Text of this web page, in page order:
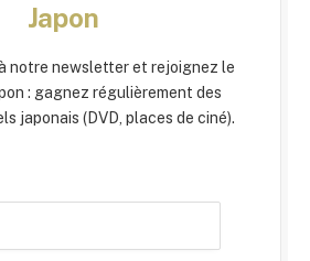
Japon
notre newsletter et rejoignez le
: gagnez régulièrement des
japonais (DVD, places de ciné).